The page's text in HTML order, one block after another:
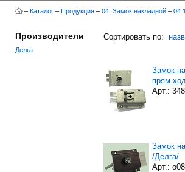
– Каталог – Продукция – 04. Замок накладной –
Производители
Делга
Сортировать по:
Замок
Арт.:
Замок
/Делга/
Арт.: